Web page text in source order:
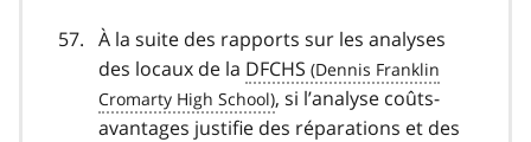
À la suite des rapports sur les analyses
des locaux de la DFCHS
, si l’analyse coûts-
avantages justifie des réparations et des